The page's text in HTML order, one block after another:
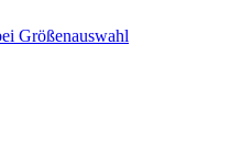
Größenauswahl